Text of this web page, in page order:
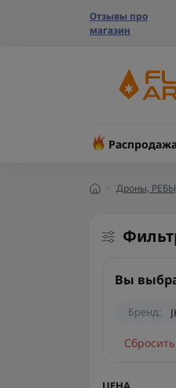
Отзывы про
магазин
Дроны,
Вы
Бренд:
Сбросить